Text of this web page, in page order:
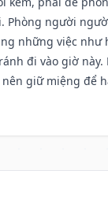
Phòng người
những việc như
đi vào giờ này.
giữ miệng để